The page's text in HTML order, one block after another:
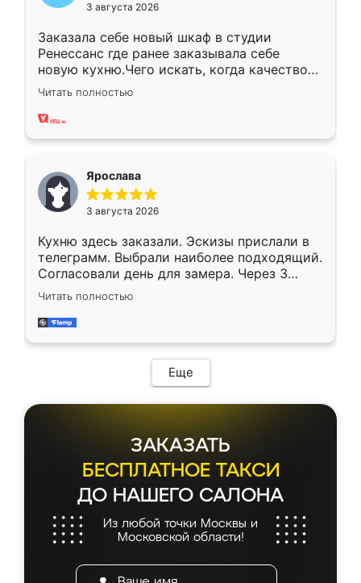
3 августа 2026
Заказала себе новый шкаф в студии
Ренессанс где ранее заказывала себе
новую кухню.Чего искать, когда качеством
вполне довольна. Служит кухня уже почти
два года, нареканий нет.
Читать полностью
Ярослава
3 августа 2026
Кухню здесь заказали. Эскизы прислали в
телеграмм. Выбрали наиболее подходящий.
Согласовали день для замера. Через 3
недели кухня была уже готова. Остались
довольны работой. Спасибо Ренессанс
мебель за качественную работу!
Читать полностью
Еще
ЗАКАЗАТЬ
БЕСПЛАТНОЕ ТАКСИ
ДО НАШЕГО САЛОНА
Из любой точки Москвы и
Московской области!